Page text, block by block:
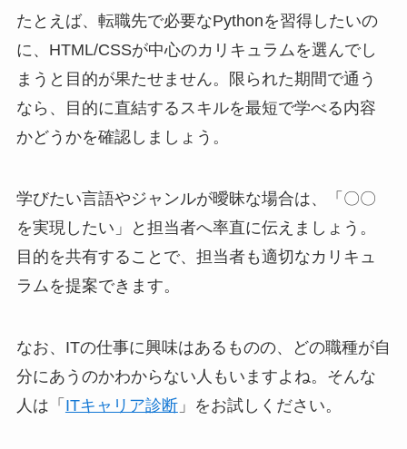
たとえば、転職先で必要なPythonを習得したいの
に、HTML/CSSが中心のカリキュラムを選んでし
まうと目的が果たせません。限られた期間で通う
なら、目的に直結するスキルを最短で学べる内容
かどうかを確認しましょう。
学びたい言語やジャンルが曖昧な場合は、「〇〇
を実現したい」と担当者へ率直に伝えましょう。
目的を共有することで、担当者も適切なカリキュ
ラムを提案できます。
なお、ITの仕事に興味はあるものの、どの職種が自
分にあうのかわからない人もいますよね。そんな
人は「 ITキャリア診断」をお試しください。